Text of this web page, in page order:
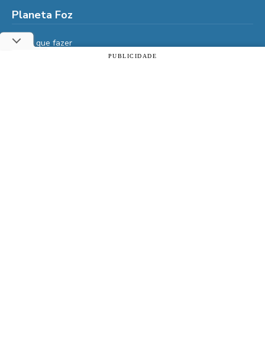
Planeta Foz
Foz, o que fazer
PUBLICIDADE